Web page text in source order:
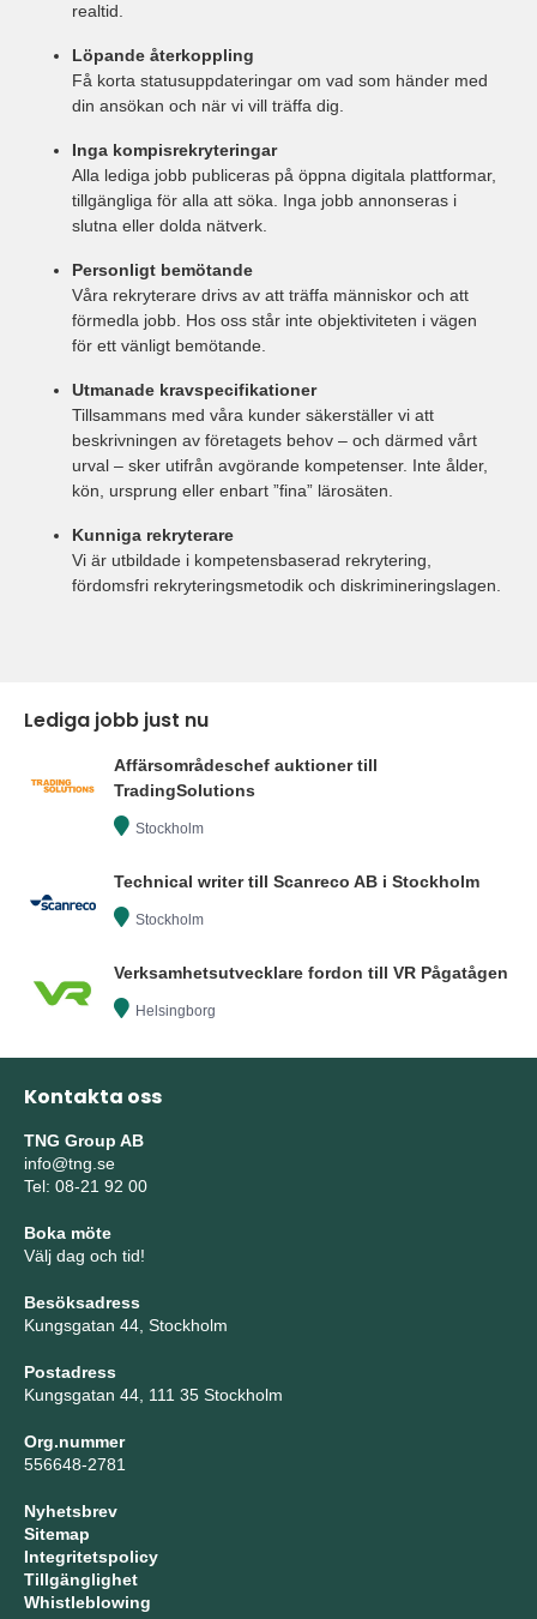
realtid.
Löpande återkoppling
Få korta statusuppdateringar om vad som händer med
din ansökan och när vi vill träffa dig.
Inga kompisrekryteringar
Alla lediga jobb publiceras på öppna digitala plattformar,
tillgängliga för alla att söka. Inga jobb annonseras i
slutna eller dolda nätverk.
Personligt bemötande
Våra rekryterare drivs av att träffa människor och att
förmedla jobb. Hos oss står inte objektiviteten i vägen
för ett vänligt bemötande.
Utmanade kravspecifikationer
Tillsammans med våra kunder säkerställer vi att
beskrivningen av företagets behov – och därmed vårt
urval – sker utifrån avgörande kompetenser. Inte ålder,
kön, ursprung eller enbart ”fina” lärosäten.
Kunniga rekryterare
Vi är utbildade i kompetensbaserad rekrytering,
fördomsfri rekryteringsmetodik och diskrimineringslagen.
Lediga jobb just nu
Affärsområdeschef auktioner till
TradingSolutions
Stockholm
Technical writer till Scanreco AB i Stockholm
Stockholm
Verksamhetsutvecklare fordon till VR Pågatågen
Helsingborg
Kontakta oss
TNG Group AB
info@tng.se
Tel: 08-21 92 00
Boka möte
Välj dag och tid!
Besöksadress
Kungsgatan 44, Stockholm
Postadress
Kungsgatan 44, 111 35 Stockholm
Org.nummer
556648-2781
Nyhetsbrev
Sitemap
Integritetspolicy
Tillgänglighet
Whistleblowing